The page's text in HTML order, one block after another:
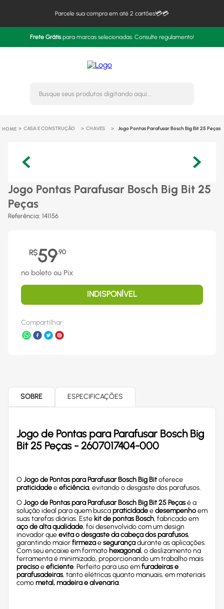
Parcele sua compra em até 2 cartões!💳💳
Frete Grátispara marcas selecionadas. Consulte regulamento!
Busque seus produtos
CASA E CONSTRUÇÃO CHAVES Jogo Pontas Parafusar Bosch Big Bit 25 Peças
Jogo Pontas Parafusar Bosch Big Bit 25
Peças
Referência: 141156
R$59,90
no boleto ou Pix
INDISPONÍVEL
Compartilhar
SOBRE ESPECIFICAÇÕES
Jogo de Pontas para Parafusar Bosch Big
Bit 25 Peças - 2607017404-000
OJogo de Pontas para Parafusar Bosch Big Bitoferece
praticidadeeeficiência, evitando o desgaste dos parafusos.
OJogo de Pontas para Parafusar Bosch Big Bit 25 Peçasé a
solução ideal para quem buscapraticidadeedesempenhoem
suas tarefas diárias. Este kit de pontas Bosch, fabricado em
aço de alta qualidade, foi desenvolvido com um design
inovador queevita o desgaste da cabeça dos parafusos,
garantindo maiorfirmezaesegurançadurante as aplicações.
Com seu encaixe em formato hexagonal, o deslizamento na
ferramenta é minimizado, proporcionando um trabalho mais
precisoeeficiente. Perfeito para uso emfuradeiras e
parafusadeiras, tanto elétricas quanto manuais, em materiais
comometal, madeira e alvenaria.